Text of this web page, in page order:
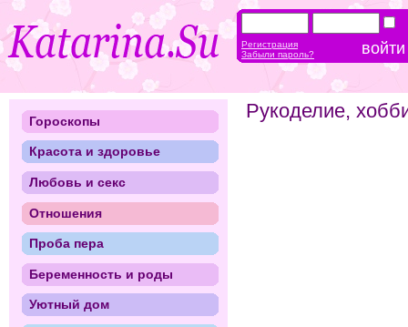
Рукоделие,
Гороскопы
Красота и здоровье
Любовь и секс
Отношения
Проба пера
Беременность и роды
Уютный дом
Регистрация
Забыли пароль?